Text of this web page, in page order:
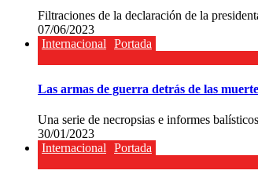
Filtraciones de la declaración de la
07/06/2023
Internacional Portada
Las armas de guerra detrás de las
Una serie de necropsias e informes
30/01/2023
Internacional
Portada